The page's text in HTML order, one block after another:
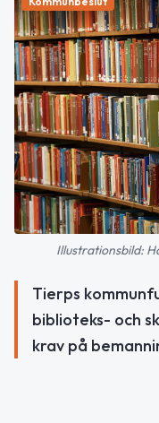
Illustrationsbild:
Tierps
biblioteks- och
krav på